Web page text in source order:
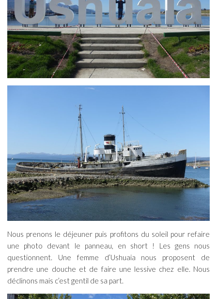
Nous prenons le déjeuner puis profitons du soleil pour refaire
une photo devant le panneau, en short ! Les gens nous
questionnent. Une femme d’Ushuaia nous proposent de
prendre une douche et de faire une lessive chez elle. Nous
déclinons mais c’est gentil de sa part.